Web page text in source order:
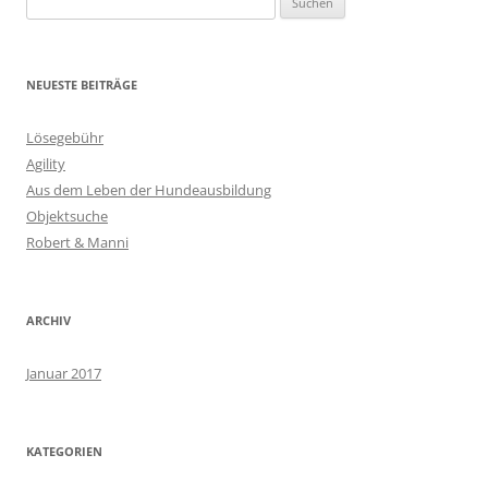
nach:
NEUESTE BEITRÄGE
Lösegebühr
Agility
Aus dem Leben der Hundeausbildung
Objektsuche
Robert & Manni
ARCHIV
Januar 2017
KATEGORIEN